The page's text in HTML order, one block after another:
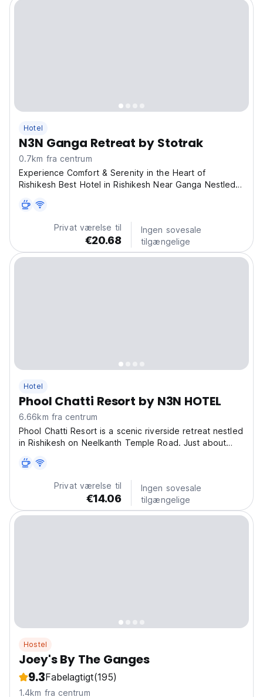
Hotel
N3N Ganga Retreat by Stotrak
0.7km fra centrum
Experience Comfort & Serenity in the Heart of
Rishikesh Best Hotel in Rishikesh Near Ganga Nestled
by Stotrak offers a peaceful getaway with modern
comforts and breathtaking views. Conveniently
located...Privat værelse til
€20.68
Ingen sovesale
tilgængelige
Hotel
Phool Chatti Resort by N3N HOTEL
6.66km fra centrum
Phool Chatti Resort is a scenic riverside retreat nestled
in Rishikesh on Neelkanth Temple Road. Just about
perched along the Heval (Havel) River in a serene
setting of forested hills, offering stunning...
Privat værelse til
€14.06
Ingen sovesale
tilgængelige
Hostel
Joey's By The Ganges
9.3Fabelagtigt(195)
1.4km fra centrum